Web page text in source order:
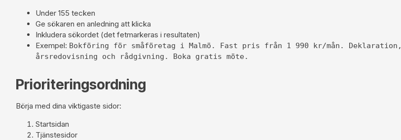
Under 155 tecken
Ge sökaren en anledning att klicka
Inkludera sökordet (det fetmarkeras i resultaten)
Exempel: Bokföring för småföretag i Malmö. Fast pris från 1 990 kr/mån. Deklaration,
årsredovisning och rådgivning. Boka gratis möte.
Prioriteringsordning
Börja med dina viktigaste sidor:
Startsidan
Tjänstesidor